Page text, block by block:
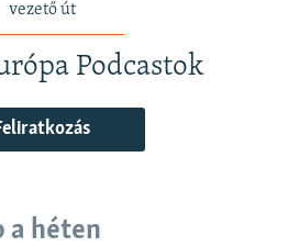
vezető út
Podcastok
a héten